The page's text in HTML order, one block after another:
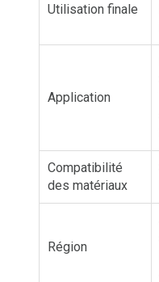
Utilisation finale
Application
Compatibilité
des matériaux
Région